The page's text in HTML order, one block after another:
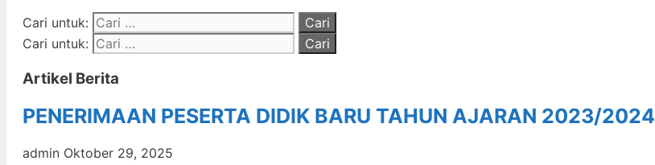
Cari untuk:
Cari untuk:
Artikel Berita
PENERIMAAN PESERTA DIDIK BARU TAHUN AJARAN 2023/2024
admin Oktober 29, 2025